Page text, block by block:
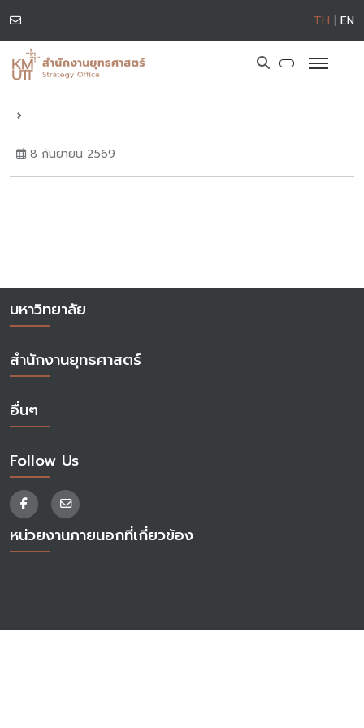
TH | EN
8 กันยายน 2569
มหาวิทยาลัย
สำนักงานยุทธศาสตร์
อื่นๆ
Follow Us
หน่วยงานภายนอกที่เกี่ยวข้อง